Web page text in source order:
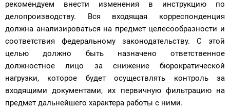
рекомендуем внести изменения в инструкцию по
делопроизводству. Вся входящая корреспонденция
должна анализироваться на предмет целесообразности и
соответствия федеральному законодательству. С этой
целью должно быть назначено ответственное
должностное лицо за снижение бюрократической
нагрузки, которое будет осуществлять контроль за
входящими документами, их первичную фильтрацию на
предмет дальнейшего характера работы с ними.